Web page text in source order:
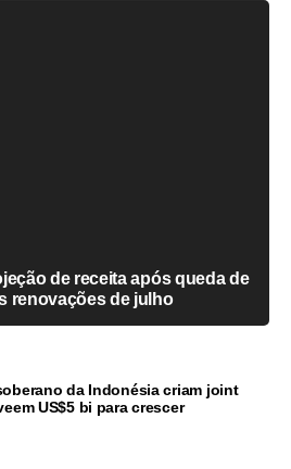
de receita após queda de
renovações de julho
da Indonésia criam joint
US$5 bi para crescer